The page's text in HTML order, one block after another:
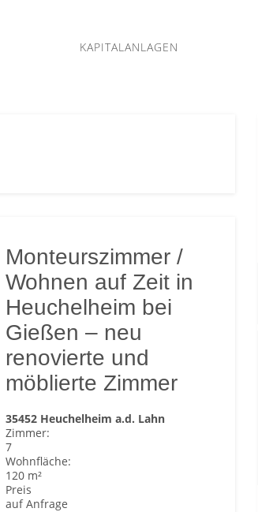
KAPITALANLAGEN
Monteurszimmer /
Wohnen auf Zeit in
Heuchelheim bei
Gießen – neu
renovierte und
möblierte Zimmer
35452 Heuchelheim a.d. Lahn
Zimmer:
7
Wohnfläche:
120 m²
Preis
auf Anfrage